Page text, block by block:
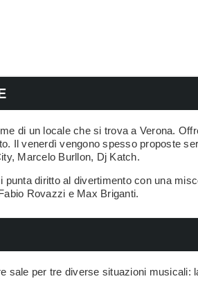
di un locale che si trova a Verona.
Il venerdì vengono spesso proposte
Marcelo Burllon, Dj Katch.
punta diritto al divertimento con una
Rovazzi e Max Briganti.
sale per tre diverse situazioni musicali: